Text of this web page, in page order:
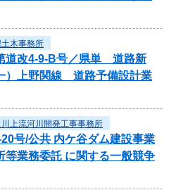
木事務所
道改4-9-B号／県単 道路新
）上野関線 道路予備設計業
上流河川開発工事事務所
号/公共 内ケ谷ダム建設事業
等業務委託 に関する一般競争